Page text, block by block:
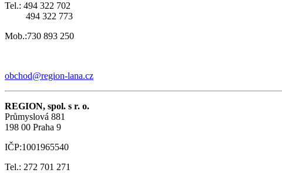
Tel.: 494 322 702
494 322 773
Mob.:730 893 250
obchod@region-lana.cz
REGION, spol. s r. o.
Průmyslová 881
198 00 Praha 9
IČP:1001965540
Tel.: 272 701 271